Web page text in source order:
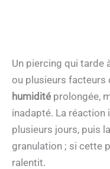
Un piercing qui tarde
ou plusieurs
humidité prolongée,
inadapté. La
plusieurs jours, puis
granulation ; si cette
ralentit.